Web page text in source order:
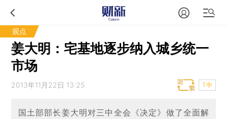
观点
姜大明：宅基地逐步纳入城乡统一
市场
2013年11月22日 13:25 T中
国土部部长姜大明对三中全会《决定》做了全面解